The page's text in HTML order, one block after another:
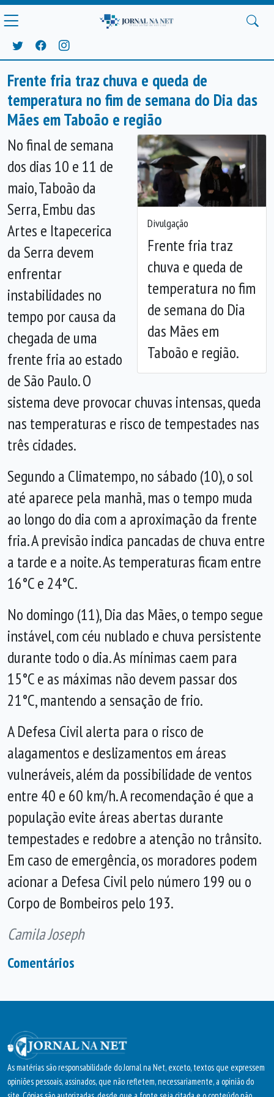
Frente fria traz chuva e queda de
temperatura no fim de semana do Dia das
Mães em Taboão e região
Divulgação
Frente fria traz
chuva e queda de
temperatura no fim
de semana do Dia
das Mães em
Taboão e região.
Anterior
No final de semana
dos dias 10 e 11 de
maio, Taboão da
Serra, Embu das
Artes e Itapecerica
da Serra devem
enfrentar
instabilidades no
tempo por causa da
chegada de uma
frente fria ao estado
de São Paulo. O
sistema deve provocar chuvas intensas, queda
nas temperaturas e risco de tempestades nas
três cidades.
Segundo a Climatempo, no sábado (10), o sol
até aparece pela manhã, mas o tempo muda
ao longo do dia com a aproximação da frente
fria. A previsão indica pancadas de chuva entre
a tarde e a noite. As temperaturas ficam entre
16°C e 24°C.
No domingo (11), Dia das Mães, o tempo segue
instável, com céu nublado e chuva persistente
durante todo o dia. As mínimas caem para
15°C e as máximas não devem passar dos
21°C, mantendo a sensação de frio.
A Defesa Civil alerta para o risco de
alagamentos e deslizamentos em áreas
vulneráveis, além da possibilidade de ventos
entre 40 e 60 km/h. A recomendação é que a
população evite áreas abertas durante
tempestades e redobre a atenção no trânsito.
Em caso de emergência, os moradores podem
acionar a Defesa Civil pelo número 199 ou o
Corpo de Bombeiros pelo 193.
Camila Joseph
Comentários
As matérias são responsabilidade do Jornal na Net, exceto, textos que expressem
opiniões pessoais, assinados, que não refletem, necessariamente, a opinião do